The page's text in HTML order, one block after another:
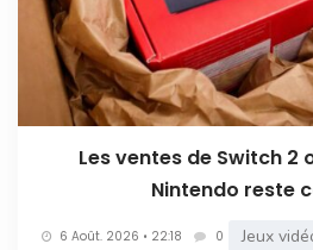
Les ventes de Switch 2
Nintendo reste
6 Août. 2026 • 22:18 0 Jeux